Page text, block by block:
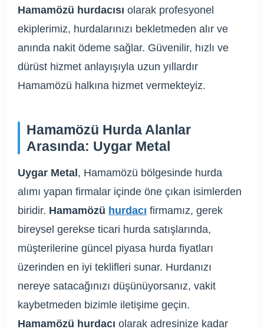
Hamamözü hurdacısı olarak profesyonel
ekiplerimiz, hurdalarınızı bekletmeden alır ve
anında nakit ödeme sağlar. Güvenilir, hızlı ve
dürüst hizmet anlayışıyla uzun yıllardır
Hamamözü halkına hizmet vermekteyiz.
Hamamözü Hurda Alanlar
Arasında: Uygar Metal
Uygar Metal, Hamamözü bölgesinde hurda
alımı yapan firmalar içinde öne çıkan isimlerden
biridir. Hamamözü hurdacı firmamız, gerek
bireysel gerekse ticari hurda satışlarında,
müşterilerine güncel piyasa hurda fiyatları
üzerinden en iyi teklifleri sunar. Hurdanızı
nereye satacağınızı düşünüyorsanız, vakit
kaybetmeden bizimle iletişime geçin.
Hamamözü hurdacı olarak adresinize kadar